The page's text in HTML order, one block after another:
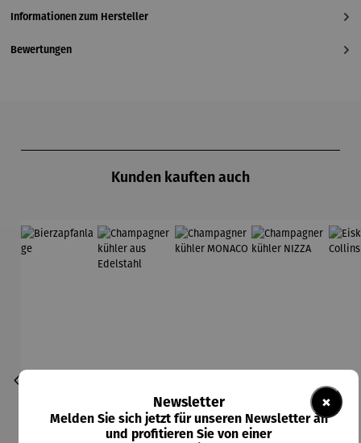
Informationen zum Hersteller
Bewertungen
Kunden kauften auch
×
Newsletter
Melden Sie sich jetzt für unseren Newsletter an
und profitieren Sie von einer